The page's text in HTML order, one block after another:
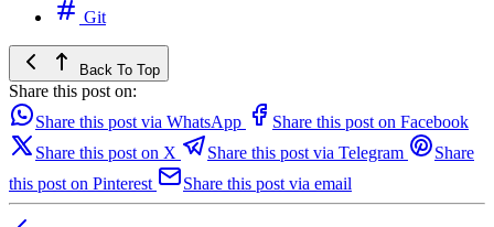
Git
Back To Top
Share this post on:
Share this post via WhatsApp
Share this post on Facebook
Share this post on X
Share this post via Telegram
Share
this post on Pinterest
Share this post via email